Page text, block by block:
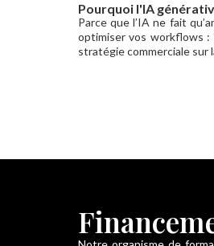
Pourquoi l'IA
Parce que l’IA ne fait
optimiser vos workflows :
stratégie commerciale sur